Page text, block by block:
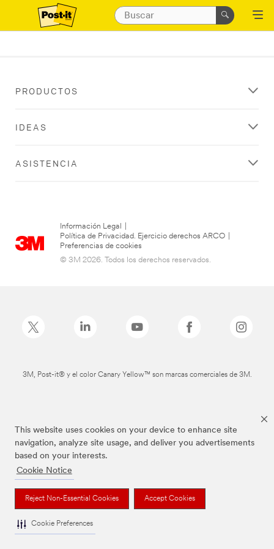
This website uses cookies on your device to enhance site
navigation, analyze site usage, and deliver you advertisements
based on your interests.
Cookie Notice
Reject Non-Essential Cookies Accept Cookies
Cookie Preferences
PRODUCTOS
IDEAS
ASISTENCIA
Información Legal
Política de Privacidad. Ejercicio derechos ARCO
Preferencias de cookies
© 3M 2026. Todos los derechos reservados.
3M, Post-it® y el color Canary Yellow™ son marcas comerciales de 3M.